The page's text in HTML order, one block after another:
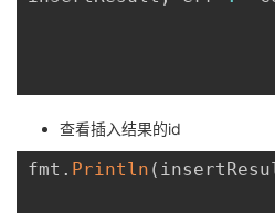
查看插入结果的id
fmt . Println (